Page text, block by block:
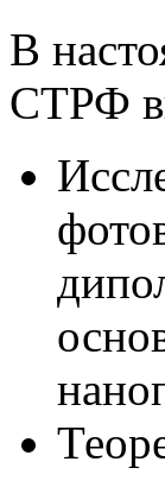
В
СТРФ